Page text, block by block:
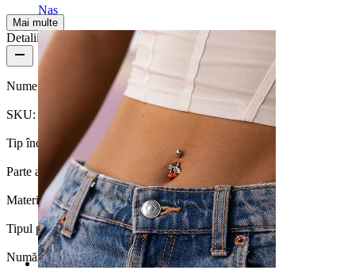
Nas
Mai multe
Detalii produs
Nume: Pocoavă cu țepi.
SKU: U-Horseshoe-29
Tip încuietoare: Filet exterior
Parte a corpului:Sept
Material:Oțel chirurgical
Tipul placării:Anodizare
Număr bucăți:1